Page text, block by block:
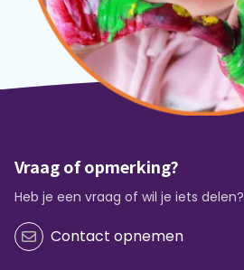
Vraag of opmerking?
Heb je een vraag of wil je iets delen?
Contact opnemen